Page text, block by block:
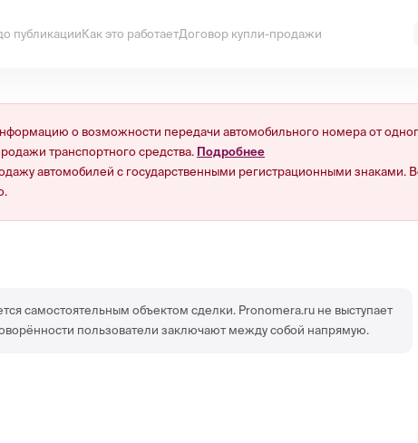
публикацииКак это работаетДоговор купли-продажи
о возможности передачи автомобильного номера от
транспортного средства. Подробнее
автомобилей с государственными регистрационными знаками.
самостоятельным объектом сделки. Pronomera.ru не выступает
пользователи заключают между собой напрямую.